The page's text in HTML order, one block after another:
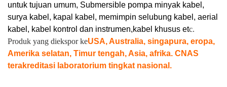
untuk tujuan umum, Submersible pompa minyak kabel,
surya kabel, kapal kabel, memimpin selubung kabel, aerial
kabel, kabel kontrol dan instrumen,kabel khusus etc.
Produk yang diekspor keUSA, Australia, singapura, eropa,
Amerika selatan, Timur tengah, Asia, afrika. CNAS
terakreditasi laboratorium tingkat nasional.